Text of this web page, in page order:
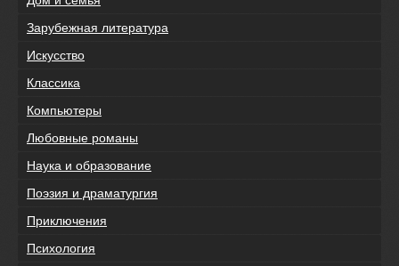
Зарубежная литература
Искусство
Классика
Компьютеры
Любовные романы
Наука и образование
Поэзия и драматургия
Приключения
Психология